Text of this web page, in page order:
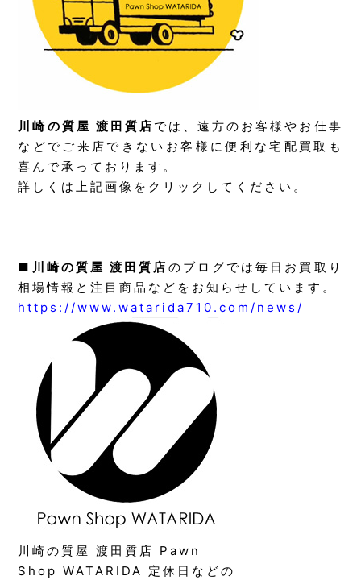
川崎の質屋 渡田質店 では、遠方のお客様やお仕事
などでご来店できないお客様に便利な宅配買取も
喜んで承っております。
詳しくは上記画像をクリックしてください。
■ 川崎の質屋 渡田質店 のブログでは毎日お買取り
相場情報と注目商品などをお知らせしています。
https://www.watarida710.com/news/
川崎の質屋 渡田質店 Pawn
Shop WATARIDA 定休日などの